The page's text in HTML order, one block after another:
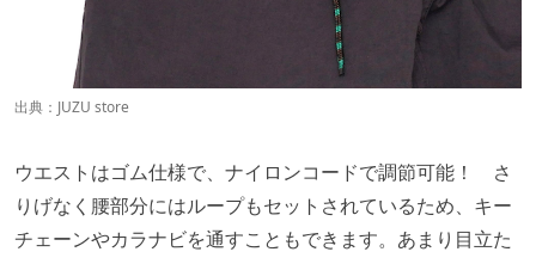
出典： JUZU store
ウエストはゴム仕様で、ナイロンコードで調節可能！ さ
りげなく腰部分にはループもセットされているため、キー
チェーンやカラナビを通すこともできます。あまり目立た